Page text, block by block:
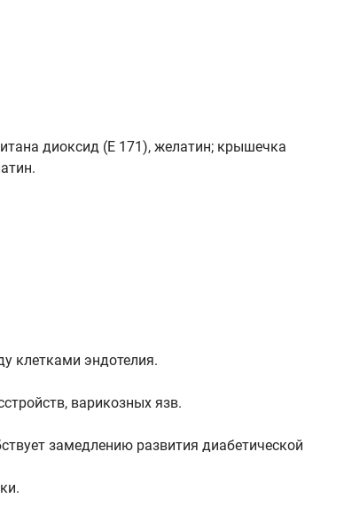
диоксид (Е 171), желатин; крышечка
клетками эндотелия.
варикозных язв.
замедлению развития диабетической